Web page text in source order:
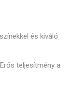
és kiváló
Erős teljesítmény a